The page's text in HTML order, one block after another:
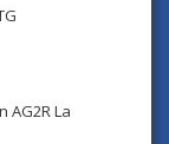
AG2R La